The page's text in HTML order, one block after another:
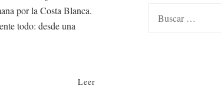
por la Costa Blanca.
todo: desde una
Leer